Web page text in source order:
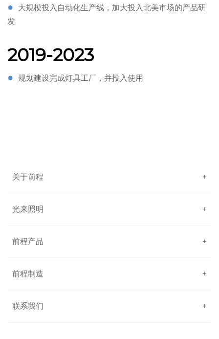
●
大规模投入自动化生产线，加大投入北美市场的产品研
发
2019-2023
● 规划建设完成灯具工厂，并投入使用
关于前程 +
光来照明 +
前程产品 +
前程制造 +
联系我们 +